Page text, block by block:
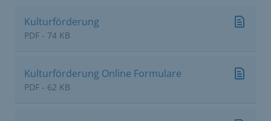
Kulturförderung
PDF - 74 KB
Kulturförderung Online Formulare
PDF - 62 KB